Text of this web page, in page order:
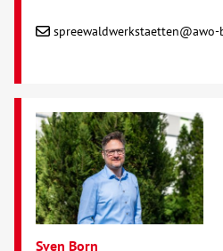
spreewaldwerkstaetten@awo-
Sven Born